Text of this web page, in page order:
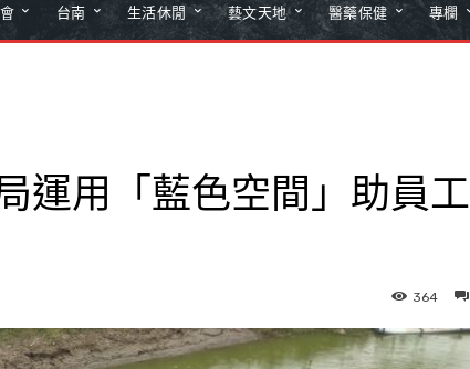
台南 生活休閒 藝文天地 醫藥保健 專欄
運用「藍色空間」助員工
364